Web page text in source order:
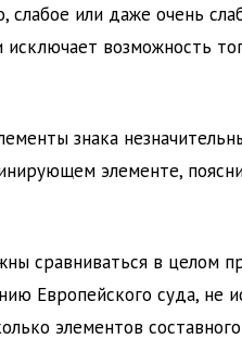
слабое или даже очень
возможность
знака
элементе,
сравниваться в целом
Европейского суда, не
элементов